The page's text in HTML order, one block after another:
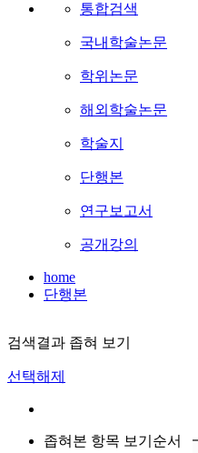
통합검색
국내학술논문
학위논문
해외학술논문
학술지
단행본
연구보고서
공개강의
home
단행본
검색결과 좁혀 보기
선택해제
좁혀본 항목 보기순서